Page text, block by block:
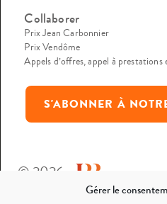
Gérer le
Collaborer
Prix Jean Carbonnier
Prix Vendôme
Appels d’offres, appel à
S'ABONNER À
© 2026